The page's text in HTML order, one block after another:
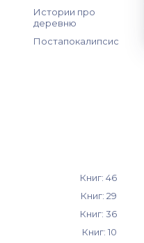
Истории про
деревню
Постапокалипсис
Книг: 46
Книг: 29
Книг: 36
Книг: 10